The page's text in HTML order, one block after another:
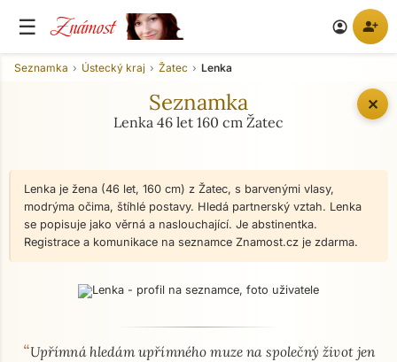
☰ Známost account_circle person_add
✕
Seznamka Ústecký kraj Žatec Lenka
Seznamka
Lenka 46 let 160 cm Žatec
Lenka je žena (46 let, 160 cm) z Žatec, s barvenými vlasy,
modrýma očima, štíhlé postavy. Hledá partnerský vztah. Lenka
se popisuje jako věrná a naslouchající. Je abstinentka.
Registrace a komunikace na seznamce Znamost.cz je zdarma.
O mně - seznamka profil
“Upřímná hledám upřímného muze na společný život jen